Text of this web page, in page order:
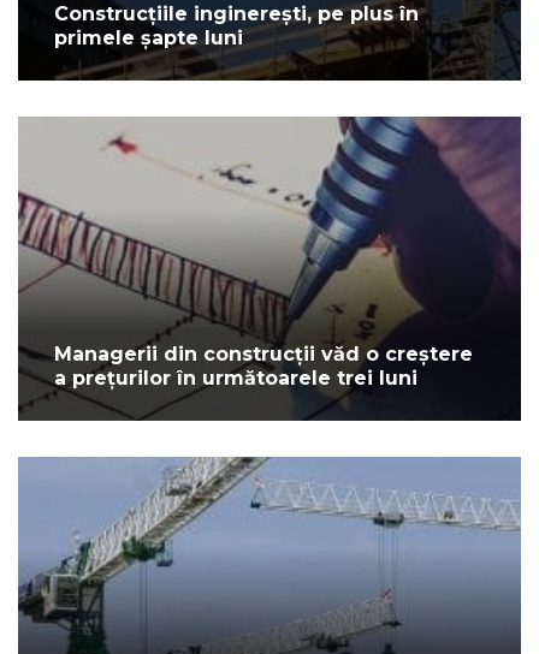
Construcțiile inginerești, pe plus în
primele șapte luni
Managerii din construcții văd o creștere
a prețurilor în următoarele trei luni